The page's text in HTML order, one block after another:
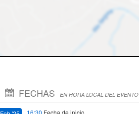
FECHAS EN HORA LOCAL DEL EVENTO
16:30 Fecha de inicio